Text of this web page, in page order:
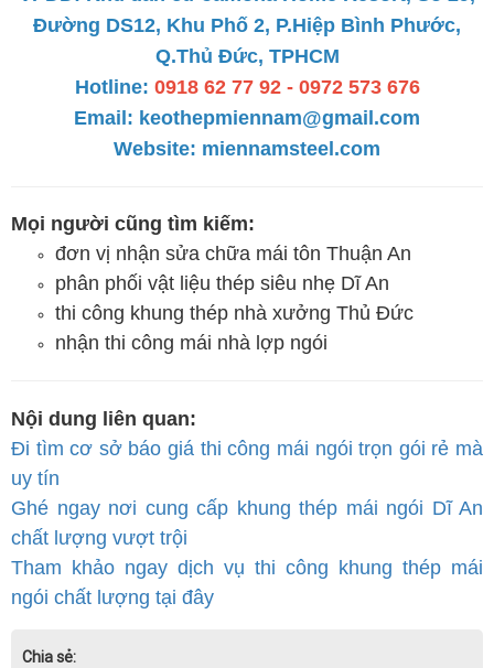
Đường DS12, Khu Phố 2, P.Hiệp Bình Phước,
Q.Thủ Đức, TPHCM
Hotline: 0918 62 77 92 - 0972 573 676
Email: keothepmiennam@gmail.com
Website: miennamsteel.com
Mọi người cũng tìm kiếm:
đơn vị nhận sửa chữa mái tôn Thuận An
phân phối vật liệu thép siêu nhẹ Dĩ An
thi công khung thép nhà xưởng Thủ Đức
nhận thi công mái nhà lợp ngói
Nội dung liên quan:
Đi tìm cơ sở báo giá thi công mái ngói trọn gói rẻ mà
uy tín
Ghé ngay nơi cung cấp khung thép mái ngói Dĩ An
chất lượng vượt trội
Tham khảo ngay dịch vụ thi công khung thép mái
ngói chất lượng tại đây
Chia sẻ: